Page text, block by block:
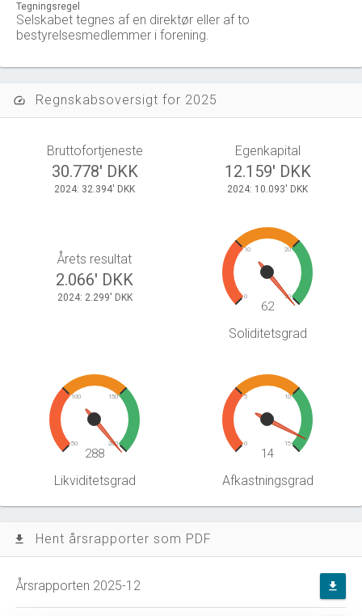
Tegningsregel
Selskabet tegnes af en direktør eller af to
bestyrelsesmedlemmer i forening.
speed Regnskabsoversigt for 2025
Bruttofortjeneste
30.778' DKK
2024: 32.394' DKK
Egenkapital
12.159' DKK
2024: 10.093' DKK
Årets resultat
2.066' DKK
2024: 2.299' DKK 0
10 20
30
62
Soliditetsgrad
50
100 150
200
288
Likviditetsgrad
0
5 10
15
14
Afkastningsgrad
file_download Hent årsrapporter som PDF
Årsrapporten 2025-12 file_download